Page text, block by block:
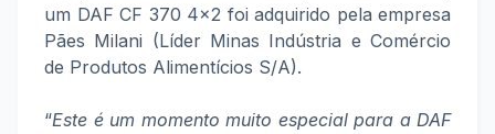
um DAF CF 370 4x2 foi adquirido pela empresa
Pães Milani (Líder Minas Indústria e Comércio
de Produtos Alimentícios S/A).
“Este é um momento muito especial para a DAF